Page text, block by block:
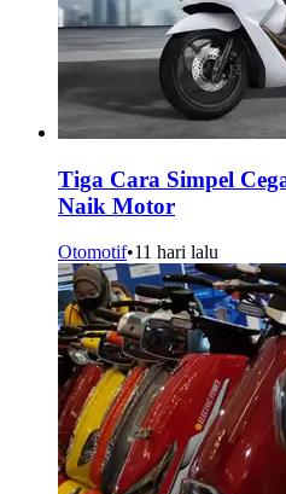
Tiga Cara Simpel
Naik Motor
Otomotif•11 hari lalu